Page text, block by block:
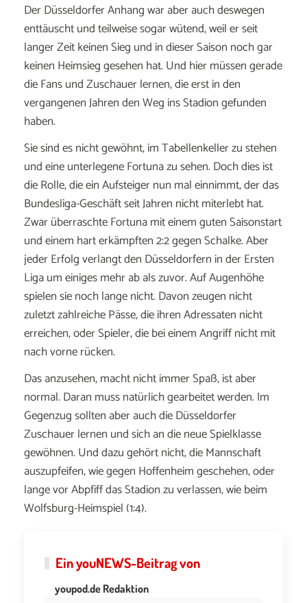
Der Düsseldorfer Anhang war aber auch deswegen
enttäuscht und teilweise sogar wütend, weil er seit
langer Zeit keinen Sieg und in dieser Saison noch gar
keinen Heimsieg gesehen hat. Und hier müssen gerade
die Fans und Zuschauer lernen, die erst in den
vergangenen Jahren den Weg ins Stadion gefunden
haben.
Sie sind es nicht gewöhnt, im Tabellenkeller zu stehen
und eine unterlegene Fortuna zu sehen. Doch dies ist
die Rolle, die ein Aufsteiger nun mal einnimmt, der das
Bundesliga-Geschäft seit Jahren nicht miterlebt hat.
Zwar überraschte Fortuna mit einem guten Saisonstart
und einem hart erkämpften 2:2 gegen Schalke. Aber
jeder Erfolg verlangt den Düsseldorfern in der Ersten
Liga um einiges mehr ab als zuvor. Auf Augenhöhe
spielen sie noch lange nicht. Davon zeugen nicht
zuletzt zahlreiche Pässe, die ihren Adressaten nicht
erreichen, oder Spieler, die bei einem Angriff nicht mit
nach vorne rücken.
Das anzusehen, macht nicht immer Spaß, ist aber
normal. Daran muss natürlich gearbeitet werden. Im
Gegenzug sollten aber auch die Düsseldorfer
Zuschauer lernen und sich an die neue Spielklasse
gewöhnen. Und dazu gehört nicht, die Mannschaft
auszupfeifen, wie gegen Hoffenheim geschehen, oder
lange vor Abpfiff das Stadion zu verlassen, wie beim
Wolfsburg-Heimspiel (1:4).
EinyouNEWS-Beitrag von
youpod.de Redaktion